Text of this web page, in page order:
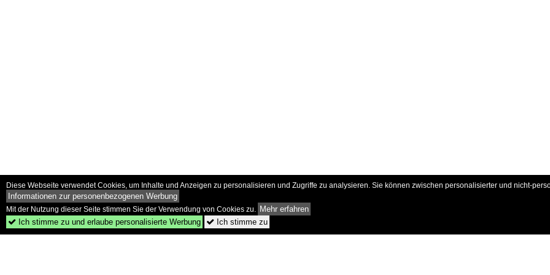
Diese Webseite verwendet Cookies, um Inhalte und Anzeigen zu personalisieren und Zugriffe zu analysieren. Sie können zwischen personalisierter und nicht-
Informationen zur personenbezogenen Werbung
Mit der Nutzung dieser Seite stimmen Sie der Verwendung von Cookies zu. Mehr erfahren
 Ich stimme zu und erlaube personalisierte Werbung  Ich stimme zu